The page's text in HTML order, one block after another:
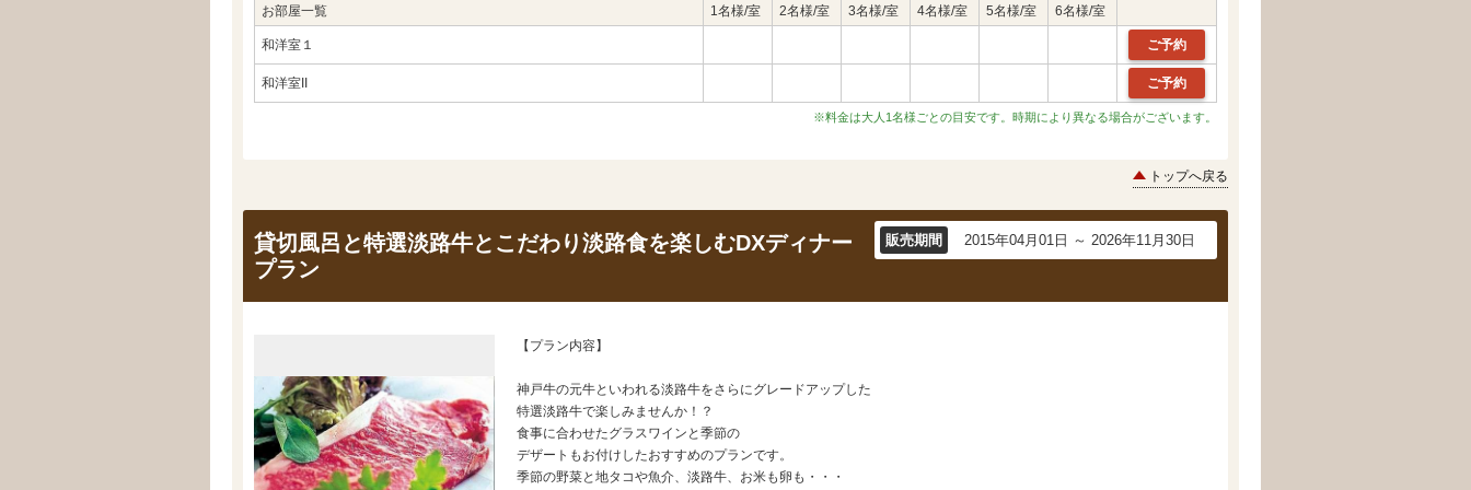
お部屋一覧 1名様/室 2名様/室 3名様/室 4名様/室 5名様/室 6名様/室
和洋室１ ご予約
和洋室II ご予約
※料金は大人1名様ごとの目安です。時期により異なる場合がございます。
トップへ戻る
貸切風呂と特選淡路牛とこだわり淡路食を楽しむDXディナー
プラン
販売期間 2015年04月01日 ～ 2026年11月30日
【プラン内容】
神戸牛の元牛といわれる淡路牛をさらにグレードアップした
特選淡路牛で楽しみませんか！？
食事に合わせたグラスワインと季節の
デザートもお付けしたおすすめのプランです。
季節の野菜と地タコや魚介、淡路牛、お米も卵も・・・